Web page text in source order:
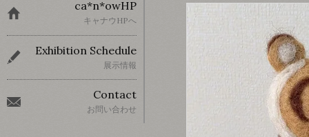
ca*n*owHP
キャナウHPへ
Exhibition Schedule
展示情報
Contact
お問い合わせ